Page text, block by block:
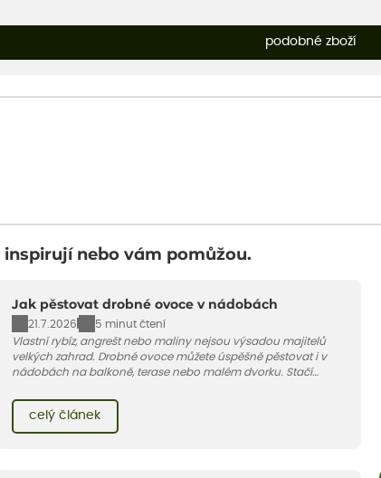
podobné zboží
nebo vám pomůžou.
Jak pěstovat drobné ovoce v nádobách
21.7.2026
5 minut čtení
Vlastní rybíz, angrešt nebo maliny nejsou výsadou majitelů
velkých zahrad. Drobné ovoce můžete úspěšně pěstovat i v
nádobách na balkoně, terase nebo malém dvorku. Stačí
pár základních pravidel. V tomto článku vám poradíme, jak na
celý článek